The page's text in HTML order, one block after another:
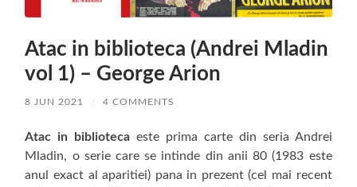
Atac in biblioteca (Andrei Mladin
vol 1) – George Arion
8 JUN 2021 / 4 COMMENTS
Atac in biblioteca este prima carte din seria Andrei
Mladin, o serie care se intinde din anii 80 (1983 este
anul exact al aparitiei) pana in prezent (cel mai recent